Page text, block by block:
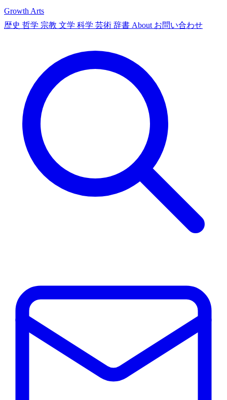
Growth Arts
歴史 哲学 宗教 文学 科学 芸術 辞書 About お問い合わせ